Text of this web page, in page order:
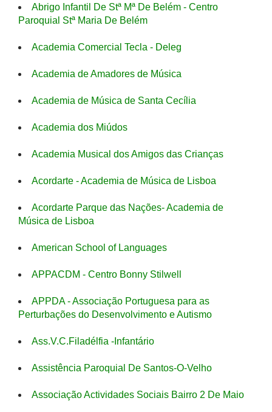
Abrigo Infantil De Stª Mª De Belém - Centro
Paroquial Stª Maria De Belém
Academia Comercial Tecla - Deleg
Academia de Amadores de Música
Academia de Música de Santa Cecília
Academia dos Miúdos
Academia Musical dos Amigos das Crianças
Acordarte - Academia de Música de Lisboa
Acordarte Parque das Nações- Academia de
Música de Lisboa
American School of Languages
APPACDM - Centro Bonny Stilwell
APPDA - Associação Portuguesa para as
Perturbações do Desenvolvimento e Autismo
Ass.V.C.Filadélfia -Infantário
Assistência Paroquial De Santos-O-Velho
Associação Actividades Sociais Bairro 2 De Maio